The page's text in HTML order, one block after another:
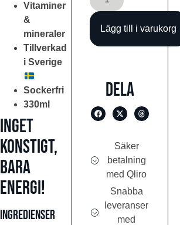
Vitaminer
&
mineraler
Tillverkad
i Sverige
Sockerfri
330ml
Inget
konstigt,
bara
energi!
Ingredienser
Lägg till i varukorg
Dela
Säker
betalning
med Qliro
Snabba
leveranser
med